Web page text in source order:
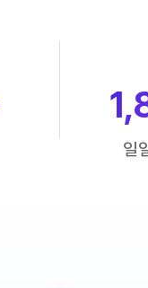
일